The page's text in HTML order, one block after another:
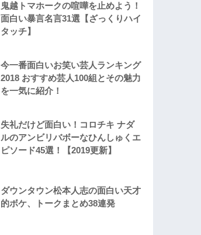
鬼越トマホークの喧嘩を止めよう！
面白い暴言名言31選【ざっくりハイ
タッチ】
今一番面白いお笑い芸人ランキング
2018 おすすめ芸人100組とその魅力
を一気に紹介！
失礼だけど面白い！コロチキ ナダ
ルのアンビリバボーなひんしゅくエ
ピソード45選！【2019更新】
ダウンタウン松本人志の面白い天才
的ボケ、トークまとめ38連発